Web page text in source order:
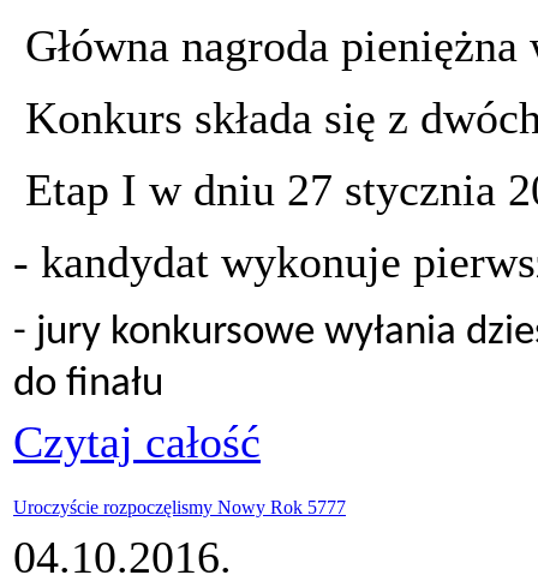
Główna nagroda
Konkurs składa się z
Etap I w dniu 27 stycznia
- kandydat wykonuje
- jury konkursowe wyłania
do finału
Czytaj całość
Uroczyście rozpoczęlismy Nowy Rok 5777
04.10.2016.